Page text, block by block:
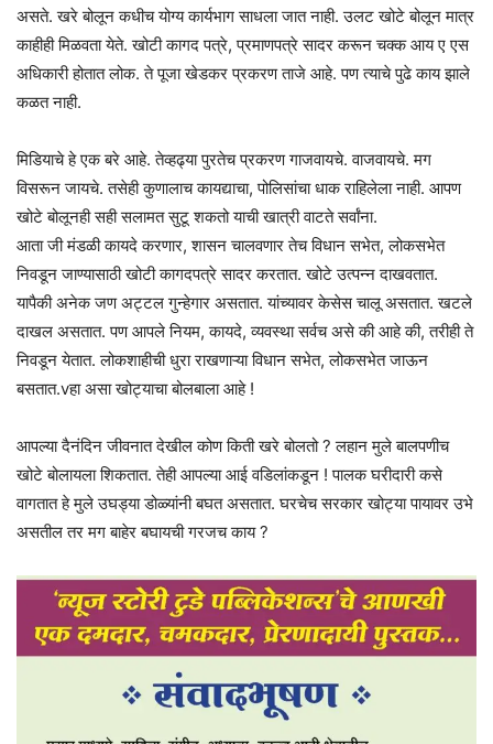
असते. खरे बोलून कधीच योग्य कार्यभाग साधला जात नाही. उलट खोटे बोलून मात्र
काहीही मिळवता येते. खोटी कागद पत्रे, प्रमाणपत्रे सादर करून चक्क आय ए एस
अधिकारी होतात लोक. ते पूजा खेडकर प्रकरण ताजे आहे. पण त्याचे पुढे काय झाले
कळत नाही.
मिडियाचे हे एक बरे आहे. तेव्हढ्या पुरतेच प्रकरण गाजवायचे. वाजवायचे. मग
विसरून जायचे. तसेही कुणालाच कायद्याचा, पोलिसांचा धाक राहिलेला नाही. आपण
खोटे बोलूनही सही सलामत सुटू शकतो याची खात्री वाटते सर्वांना.
आता जी मंडळी कायदे करणार, शासन चालवणार तेच विधान सभेत, लोकसभेत
निवडून जाण्यासाठी खोटी कागदपत्रे सादर करतात. खोटे उत्पन्न दाखवतात.
यापैकी अनेक जण अट्टल गुन्हेगार असतात. यांच्यावर केसेस चालू असतात. खटले
दाखल असतात. पण आपले नियम, कायदे, व्यवस्था सर्वच असे की आहे की, तरीही ते
निवडून येतात. लोकशाहीची धुरा राखणाऱ्या विधान सभेत, लोकसभेत जाऊन
बसतात.vहा असा खोट्याचा बोलबाला आहे !
आपल्या दैनंदिन जीवनात देखील कोण किती खरे बोलतो ? लहान मुले बालपणीच
खोटे बोलायला शिकतात. तेही आपल्या आई वडिलांकडून ! पालक घरीदारी कसे
वागतात हे मुले उघड्या डोळ्यांनी बघत असतात. घरचेच सरकार खोट्या पायावर उभे
असतील तर मग बाहेर बघायची गरजच काय ?